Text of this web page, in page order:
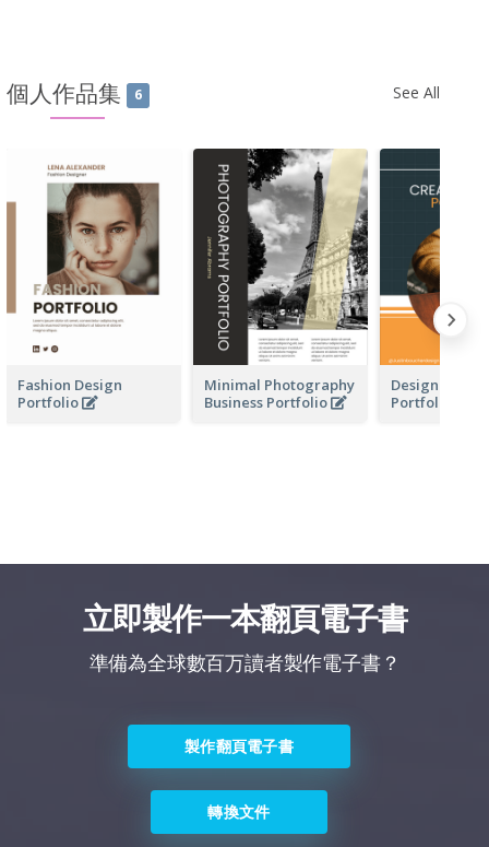
個人作品集 6 See All
Fashion Design
Portfolio
Minimal Photography
Business Portfolio
Design
Portfolio
立即製作一本翻頁電子書
準備為全球數百万讀者製作電子書？
製作翻頁電子書
轉換文件